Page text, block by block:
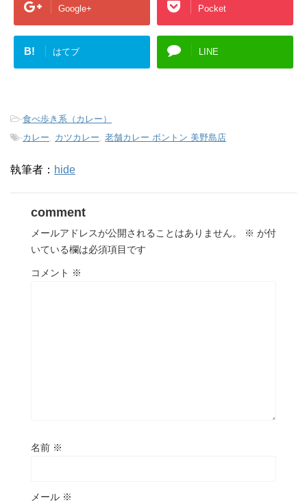
Google+ Pocket
B! はてブ LINE
-食べ歩き系（カレー）
-カレー カツカレー 老舗カレー ボントン 美野島店
執筆者： hide
comment
メールアドレスが公開されることはありません。 ※ が付
いている欄は必須項目です
コメント ※
名前 ※
メール ※